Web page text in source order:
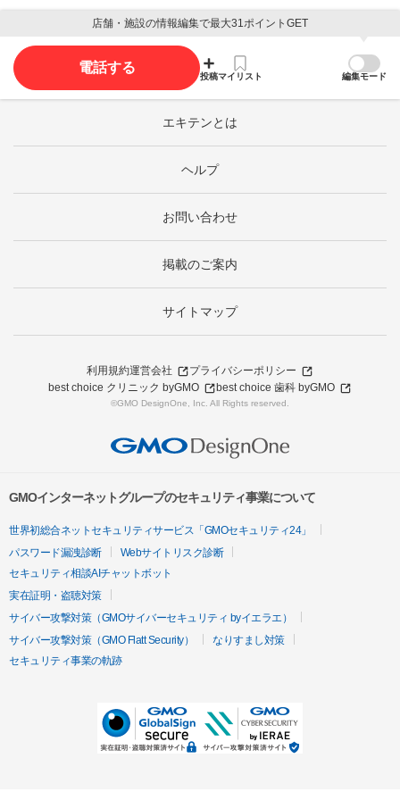
店舗・施設の情報編集で最大31ポイントGET
電話する
投稿マイリスト 編集モード
エキテンとは
ヘルプ
お問い合わせ
掲載のご案内
サイトマップ
利用規約運営会社
プライバシーポリシー
best choice クリニック byGMO
best choice 歯科 byGMO
©GMO DesignOne, Inc. All Rights reserved.
GMOインターネットグループのセキュリティ事業について
世界初総合ネットセキュリティサービス「GMOセキュリティ24」
パスワード漏洩診断
Webサイトリスク診断
セキュリティ相談AIチャットボット
実在証明・盗聴対策
サイバー攻撃対策（GMOサイバーセキュリティ byイエラエ）
サイバー攻撃対策（GMO Flatt Security）
なりすまし対策
セキュリティ事業の軌跡